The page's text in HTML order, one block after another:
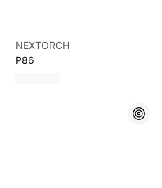
NEXTORCH
P86